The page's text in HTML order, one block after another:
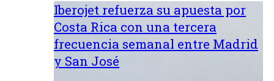
Iberojet refuerza su apuesta por
Costa Rica con una tercera
frecuencia semanal entre Madrid
y San José